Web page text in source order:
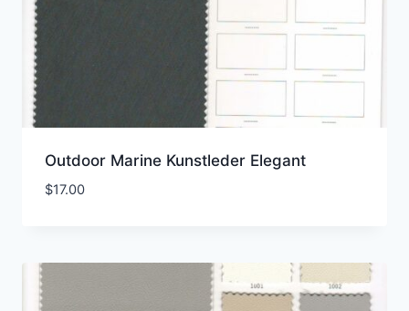
Outdoor Marine Kunstleder Elegant
$17.00